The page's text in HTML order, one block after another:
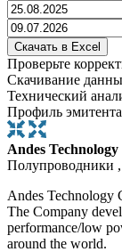
Проверьте
Скачивание
Технический
Профиль эмитента
Andes Technology
Полупроводники
Andes Technology
The Company
performance/low
around the world.